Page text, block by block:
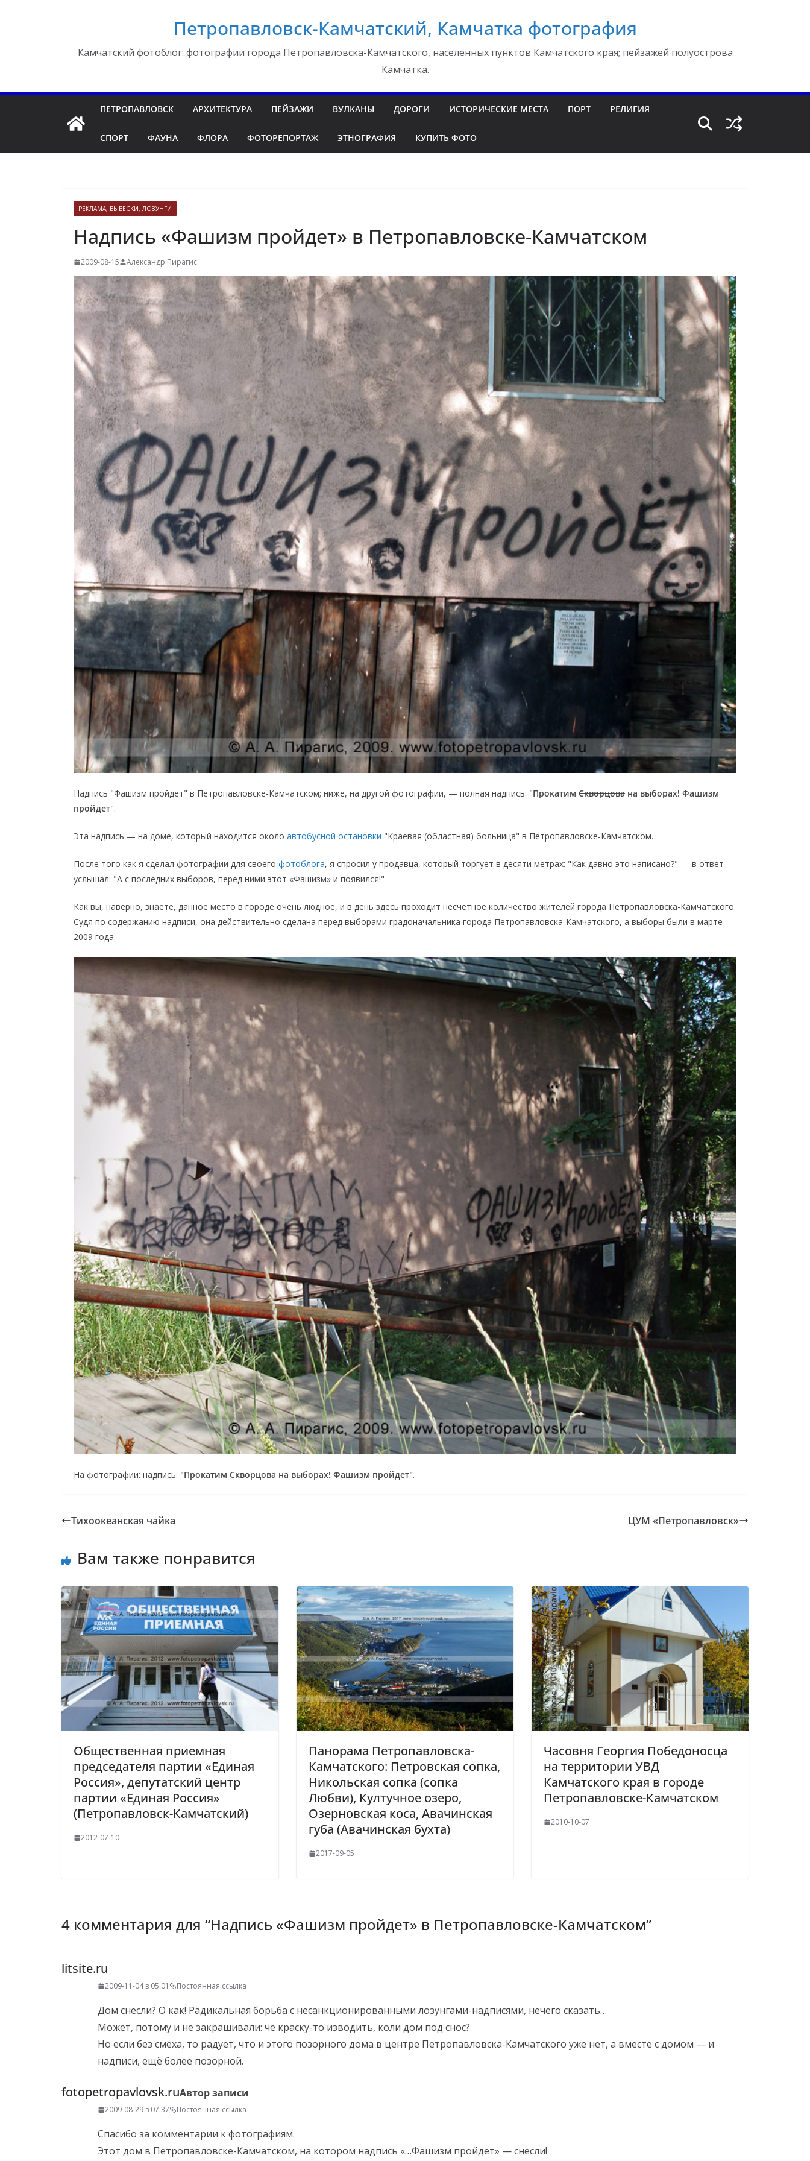
Петропавловск-Камчатский, Камчатка фотография
Камчатский фотоблог: фотографии города Петропавловска-Камчатского, населенных пунктов Камчатского края; пейзажей полуострова
Камчатка.
ПЕТРОПАВЛОВСК АРХИТЕКТУРА ПЕЙЗАЖИ ВУЛКАНЫ ДОРОГИ ИСТОРИЧЕСКИЕ МЕСТА ПОРТ РЕЛИГИЯ
СПОРТ ФАУНА ФЛОРА ФОТОРЕПОРТАЖ ЭТНОГРАФИЯ КУПИТЬ ФОТО
РЕКЛАМА, ВЫВЕСКИ, ЛОЗУНГИ
Надпись «Фашизм пройдет» в Петропавловске-Камчатском
2009-08-15 Александр Пирагис
Надпись "Фашизм пройдет" в Петропавловске-Камчатском; ниже, на другой фотографии, — полная надпись: "Прокатим Скворцова на выборах! Фашизм
пройдет".
Эта надпись — на доме, который находится около автобусной остановки "Краевая (областная) больница" в Петропавловске-Камчатском.
После того как я сделал фотографии для своего фотоблога, я спросил у продавца, который торгует в десяти метрах: "Как давно это написано?" — в ответ
услышал: "А с последних выборов, перед ними этот «Фашизм» и появился!"
Как вы, наверно, знаете, данное место в городе очень людное, и в день здесь проходит несчетное количество жителей города Петропавловска-Камчатского.
Судя по содержанию надписи, она действительно сделана перед выборами градоначальника города Петропавловска-Камчатского, а выборы были в марте
2009 года.
На фотографии: надпись: "Прокатим Скворцова на выборах! Фашизм пройдет".
Тихоокеанская чайка ЦУМ «Петропавловск»
Вам также понравится
Общественная приемная
председателя партии «Единая
Россия», депутатский центр
партии «Единая Россия»
(Петропавловск-Камчатский)
2012-07-10
Панорама Петропавловска-
Камчатского: Петровская сопка,
Никольская сопка (сопка
Любви), Култучное озеро,
Озерновская коса, Авачинская
губа (Авачинская бухта)
2017-09-05
Часовня Георгия Победоносца
на территории УВД
Камчатского края в городе
Петропавловске-Камчатском
2010-10-07
4 комментария для “Надпись «Фашизм пройдет» в Петропавловске-Камчатском”
litsite.ru
2009-11-04 в 05:01 Постоянная ссылка
Дом снесли? О как! Радикальная борьба с несанкционированными лозунгами-надписями, нечего сказать…
Может, потому и не закрашивали: чё краску-то изводить, коли дом под снос?
Но если без смеха, то радует, что и этого позорного дома в центре Петропавловска-Камчатского уже нет, а вместе с домом — и
надписи, ещё более позорной.
fotopetropavlovsk.ruАвтор записи
2009-08-29 в 07:37 Постоянная ссылка
Спасибо за комментарии к фотографиям.
Этот дом в Петропавловске-Камчатском, на котором надпись «…Фашизм пройдет» — снесли!